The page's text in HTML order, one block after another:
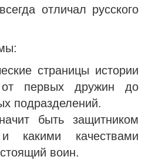
отличал русского
страницы истории
первых дружин до
подразделений.
быть защитником
какими качествами
воин.